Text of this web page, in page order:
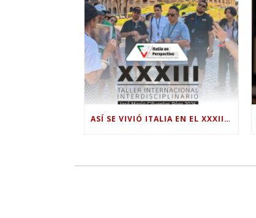
ASÍ SE VIVIÓ ITALIA EN EL XXXIII TALLER INTERNACIONAL INTERDISCIPLINAR